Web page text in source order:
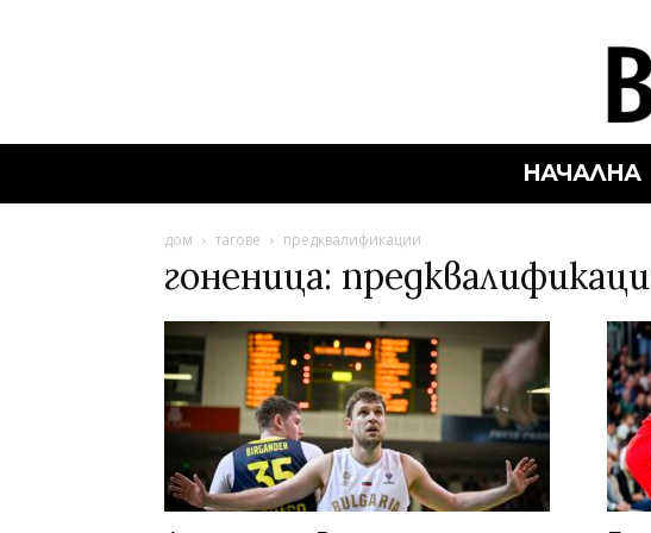
НАЧАЛНА
дом тагове предквалификации
гоненица: